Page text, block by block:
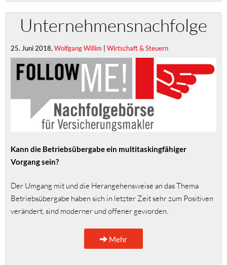
Unternehmensnachfolge
25. Juni 2018, Wolfgang Willim | Wirtschaft & Steuern
Kann die Betriebsübergabe ein multitaskingfähiger
Vorgang sein?
Der Umgang mit und die Herangehensweise an das Thema
Betriebsübergabe haben sich in letzter Zeit sehr zum Positiven
verändert, sind moderner und offener geworden.
Mehr